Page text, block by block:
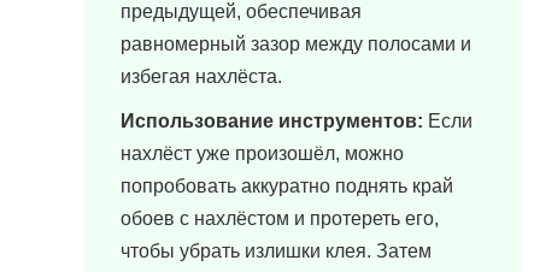
предыдущей, обеспечивая
равномерный зазор между полосами и
избегая нахлёста.
Использование инструментов: Если
нахлёст уже произошёл, можно
попробовать аккуратно поднять край
обоев с нахлёстом и протереть его,
чтобы убрать излишки клея. Затем